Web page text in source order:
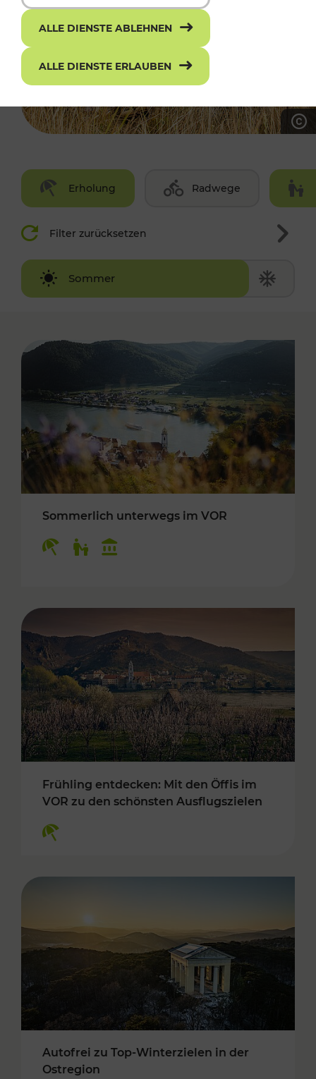
Erholung Radwege
Filter zurücksetzen
Sommer
Winter
Sommerlich unterwegs im VOR
Frühling entdecken: Mit den Öffis im
VOR zu den schönsten Ausflugszielen
Autofrei zu Top-Winterzielen in der
Ostregion
ALLE DIENSTE ABLEHNEN
ALLE DIENSTE ERLAUBEN